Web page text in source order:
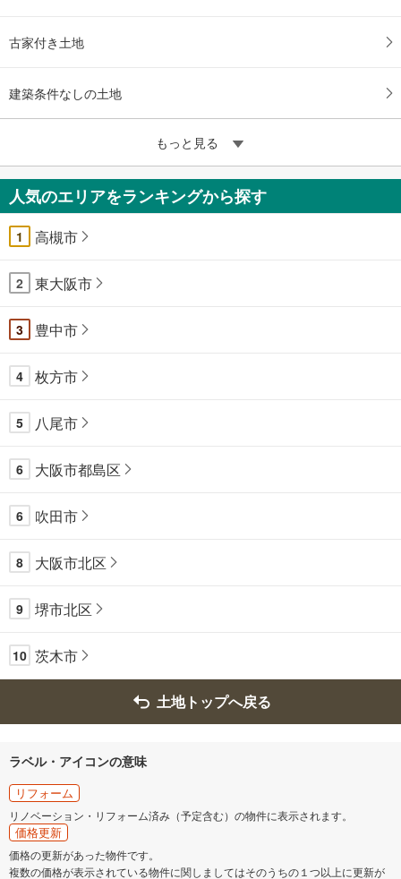
古家付き土地
建築条件なしの土地
もっと見る
人気のエリアをランキングから探す
1 高槻市
2 東大阪市
3 豊中市
4 枚方市
5 八尾市
6 大阪市都島区
6 吹田市
8 大阪市北区
9 堺市北区
10 茨木市
土地トップへ戻る
ラベル・アイコンの意味
リフォーム
リノベーション・リフォーム済み（予定含む）の物件に表示されます。
価格更新
価格の更新があった物件です。
複数の価格が表示されている物件に関しましてはそのうちの１つ以上に更新が